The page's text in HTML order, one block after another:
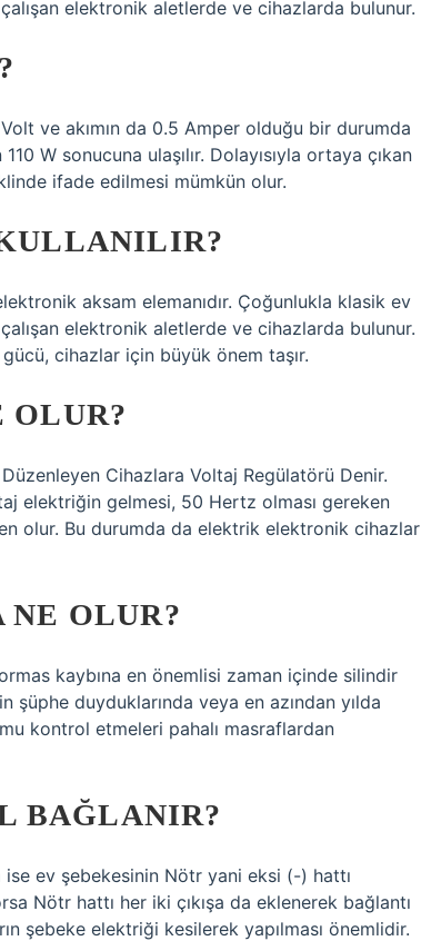
elektronik aletlerde ve cihazlarda bulunur.
ve akımın da 0.5 Amper olduğu bir durumda
W sonucuna ulaşılır. Dolayısıyla ortaya çıkan
ifade edilmesi mümkün olur.
aksam elemanıdır. Çoğunlukla klasik ev
elektronik aletlerde ve cihazlarda bulunur.
cihazlar için büyük önem taşır.
OLUR?
Cihazlara Voltaj Regülatörü Denir.
elektriğin gelmesi, 50 Hertz olması gereken
olur. Bu durumda da elektrik elektronik cihazlar
OLUR?
kaybına en önemlisi zaman içinde silindir
şüphe duyduklarında veya en azından yılda
kontrol etmeleri pahalı masraflardan
BAĞLANIR?
ise ev şebekesinin Nötr yani eksi (-) hattı
Nötr hattı her iki çıkışa da eklenerek bağlantı
şebeke elektriği kesilerek yapılması önemlidir.